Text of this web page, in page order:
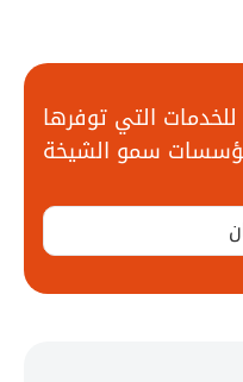
التي توفرها
سمو الشيخة